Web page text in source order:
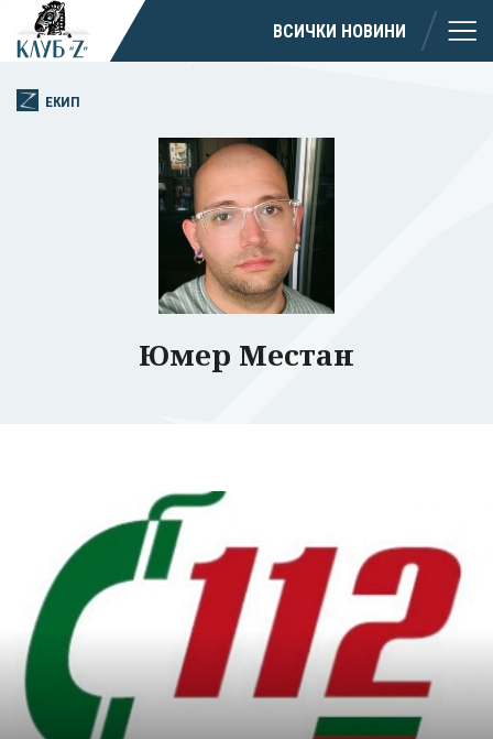
Успешно
излязохте от
профила си!
ВСИЧКИ НОВИНИ
ЕКИП
Юмер Местан